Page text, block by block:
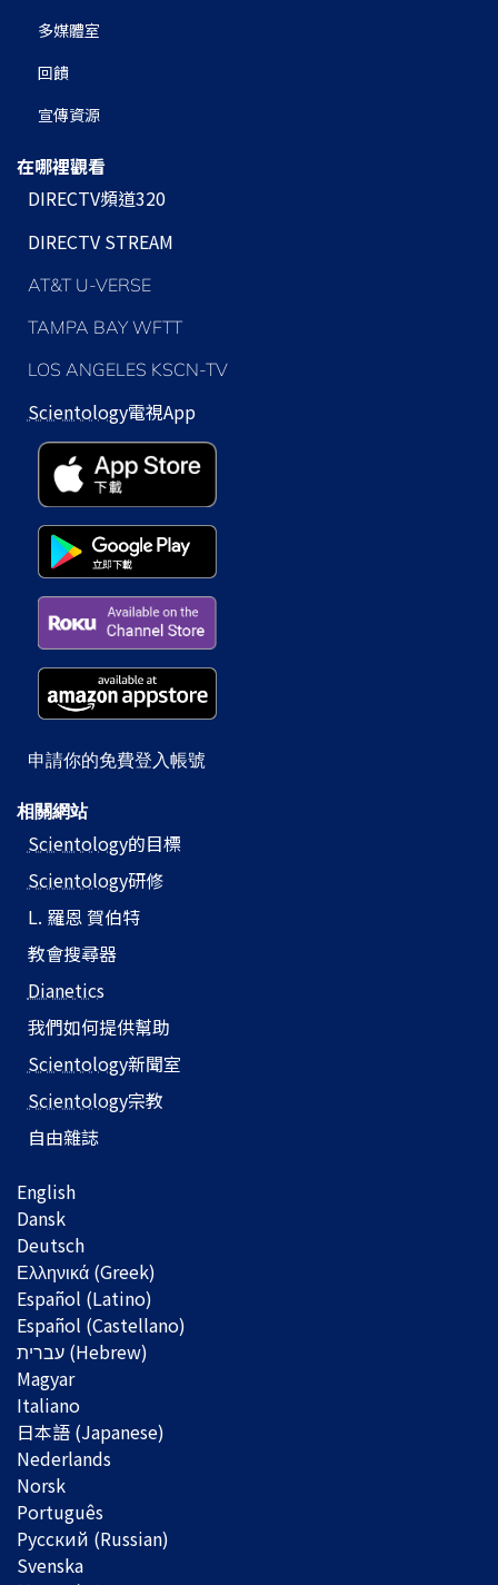
多媒體室
回饋
宣傳資源
在哪裡觀看
DIRECTV頻道320
DIRECTV STREAM
AT&T U-VERSE
TAMPA BAY WFTT
LOS ANGELES KSCN-TV
Scientology電視App
申請你的免費登入帳號
相關網站
Scientology的目標
Scientology研修
L. 羅恩 賀伯特
教會搜尋器
Dianetics
我們如何提供幫助
Scientology新聞室
Scientology宗教
自由雜誌
English
Dansk
Deutsch
Ελληνικά (Greek)
Español (Latino)
Español (Castellano)
Magyar
Italiano
日本語 (Japanese)
Nederlands
Norsk
Português
Русский (Russian)
Svenska